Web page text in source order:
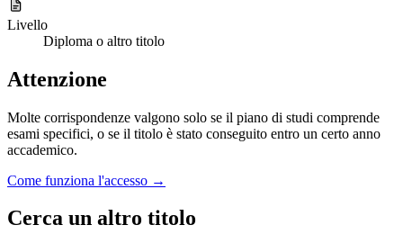
Livello
Diploma o altro titolo
Attenzione
Molte corrispondenze valgono solo se il piano di studi comprende
esami specifici, o se il titolo è stato conseguito entro un certo anno
accademico.
Come funziona l'accesso →
Cerca un altro titolo